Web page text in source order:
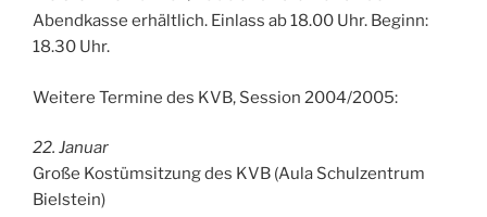
Abendkasse erhältlich. Einlass ab 18.00 Uhr. Beginn:
18.30 Uhr.
Weitere Termine des KVB, Session 2004/2005:
22. Januar
Große Kostümsitzung des KVB (Aula Schulzentrum
Bielstein)